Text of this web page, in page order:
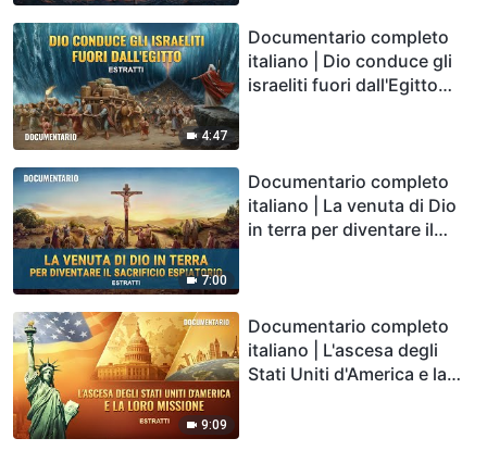
4:47
Documentario completo
italiano | Dio conduce gli
israeliti fuori dall'Egitto
7:00
Documentario completo
italiano | La venuta di Dio
in terra per diventare il
9:09
Documentario completo
italiano | L'ascesa degli
Stati Uniti d'America e la